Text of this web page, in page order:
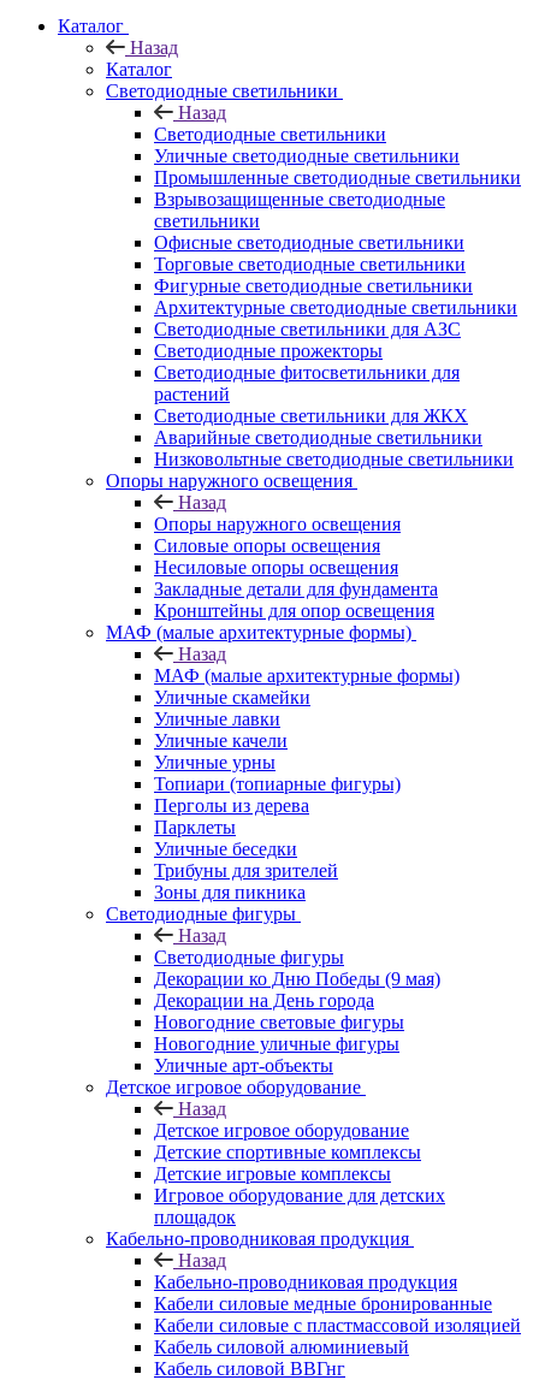
Каталог
Назад
Каталог
Светодиодные светильники
Назад
Светодиодные светильники
Уличные светодиодные светильники
Промышленные светодиодные светильники
Взрывозащищенные светодиодные
светильники
Офисные светодиодные светильники
Торговые светодиодные светильники
Фигурные светодиодные светильники
Архитектурные светодиодные светильники
Светодиодные светильники для АЗС
Светодиодные прожекторы
Светодиодные фитосветильники для
растений
Светодиодные светильники для ЖКХ
Аварийные светодиодные светильники
Низковольтные светодиодные светильники
Опоры наружного освещения
Назад
Опоры наружного освещения
Силовые опоры освещения
Несиловые опоры освещения
Закладные детали для фундамента
Кронштейны для опор освещения
МАФ (малые архитектурные формы)
Назад
МАФ (малые архитектурные формы)
Уличные скамейки
Уличные лавки
Уличные качели
Уличные урны
Топиари (топиарные фигуры)
Перголы из дерева
Парклеты
Уличные беседки
Трибуны для зрителей
Зоны для пикника
Светодиодные фигуры
Назад
Светодиодные фигуры
Декорации ко Дню Победы (9 мая)
Декорации на День города
Новогодние световые фигуры
Новогодние уличные фигуры
Уличные арт-объекты
Детское игровое оборудование
Назад
Детское игровое оборудование
Детские спортивные комплексы
Детские игровые комплексы
Игровое оборудование для детских
площадок
Кабельно-проводниковая продукция
Назад
Кабельно-проводниковая продукция
Кабели силовые медные бронированные
Кабели силовые с пластмассовой изоляцией
Кабель силовой алюминиевый
Кабель силовой ВВГнг